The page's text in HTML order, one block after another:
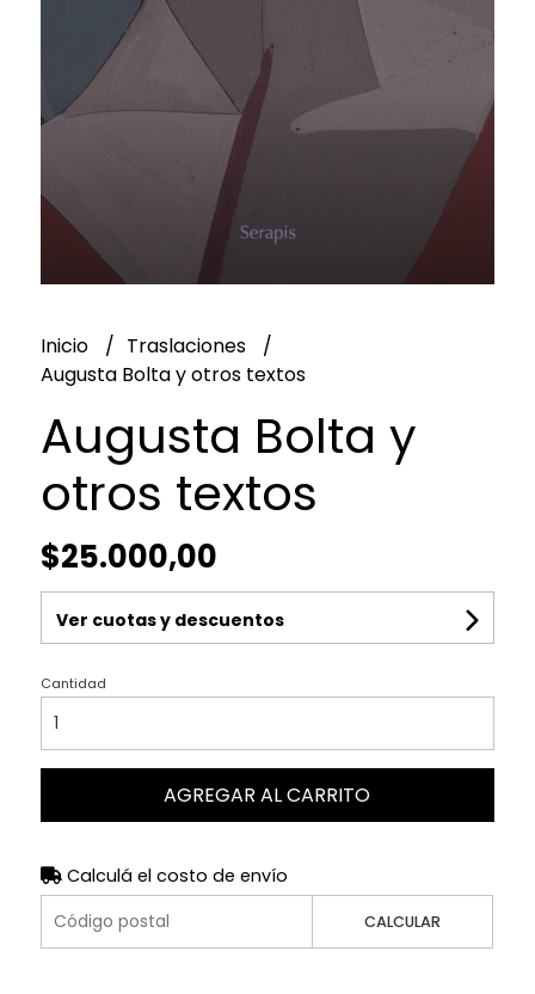
Inicio
Traslaciones
Augusta Bolta y otros textos
Augusta Bolta y
otros textos
$25.000,00
Ver cuotas y descuentos
Cantidad
AGREGAR AL CARRITO
Calculá el costo de envío
CALCULAR